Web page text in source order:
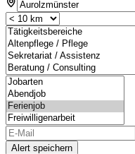
Alert speichern